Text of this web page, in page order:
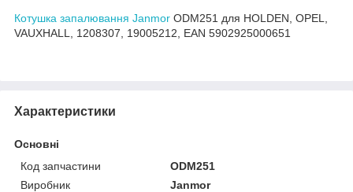
Котушка запалювання Janmor ODM251 для HOLDEN, OPEL,
VAUXHALL, 1208307, 19005212, EAN 5902925000651
Характеристики
Основні
Код запчастини
ODM251
Виробник
Janmor